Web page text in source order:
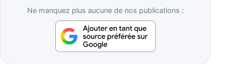
Ne manquez plus aucune de nos publications :